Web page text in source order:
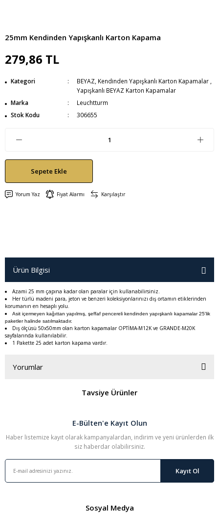
25mm Kendinden Yapışkanlı Karton Kapama
279,86 TL
Kategori BEYAZ, Kendinden Yapışkanlı Karton Kapamalar
Yapışkanlı BEYAZ Karton Kapamalar
Marka
Leuchtturm
Stok Kodu
306655
Sepete Ekle
Yorum Yaz Fiyat Alarmı Karşılaştır
Ürün Bilgisi
Azami 25 mm çapına kadar olan paralar için kullanabilirsiniz.
Her türlü madeni para, jeton ve benzeri koleksiyonlarınızı dış ortamın etiklerinden
korumanın en hesaplı yolu.
Asit içermeyen kağıttan yapılmış, şeffaf pencereli kendinden yapışkanlı kapamalar 25'lik
paketler halinde satılmaktadır.
Dış ölçüsü 50x50mm olan karton kapamalar OPTİMA-M12K ve GRANDE-M20K
sayfalarında kullanılabilir.
1 Pakette 25 adet karton kapama vardır.
Yorumlar
Yorum Yaz
Tavsiye Ürünler
E-Bülten'e Kayıt Olun
Haber listemize kayıt olarak kampanyalardan, indirim ve yeni ürünlerden ilk
siz haberdar olabilirsiniz.
Kayıt Ol
Sosyal Medya